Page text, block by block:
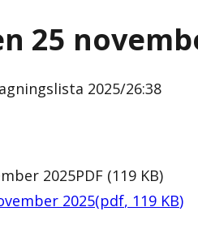
25
2025/26:38
2025PDF (119 KB)
2025(pdf, 119 KB)